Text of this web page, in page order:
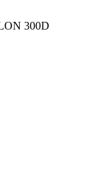
300D